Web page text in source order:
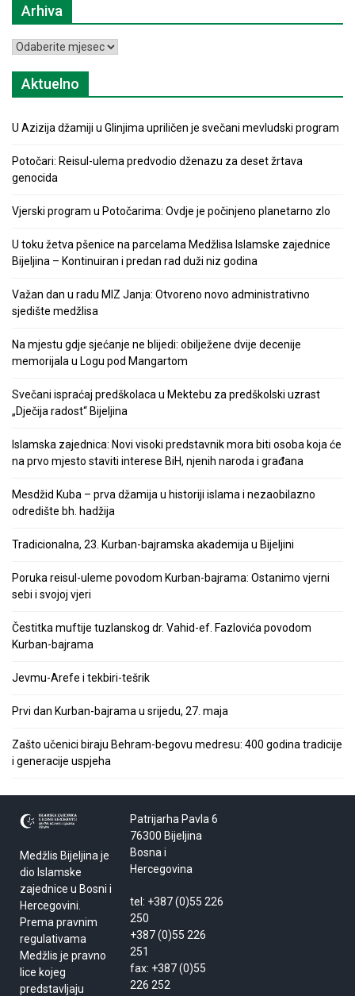
Arhiva
Arhiva
Aktuelno
U Azizija džamiji u Glinjima upriličen je svečani mevludski program
Potočari: Reisul-ulema predvodio dženazu za deset žrtava
genocida
Vjerski program u Potočarima: Ovdje je počinjeno planetarno zlo
U toku žetva pšenice na parcelama Medžlisa Islamske zajednice
Bijeljina – Kontinuiran i predan rad duži niz godina
Važan dan u radu MIZ Janja: Otvoreno novo administrativno
sjedište medžlisa
Na mjestu gdje sjećanje ne blijedi: obilježene dvije decenije
memorijala u Logu pod Mangartom
Svečani ispraćaj predškolaca u Mektebu za predškolski uzrast
„Dječija radost“ Bijeljina
Islamska zajednica: Novi visoki predstavnik mora biti osoba koja će
na prvo mjesto staviti interese BiH, njenih naroda i građana
Mesdžid Kuba – prva džamija u historiji islama i nezaobilazno
odredište bh. hadžija
Tradicionalna, 23. Kurban-bajramska akademija u Bijeljini
Poruka reisul-uleme povodom Kurban-bajrama: Ostanimo vjerni
sebi i svojoj vjeri
Čestitka muftije tuzlanskog dr. Vahid-ef. Fazlovića povodom
Kurban-bajrama
Jevmu-Arefe i tekbiri-tešrik
Prvi dan Kurban-bajrama u srijedu, 27. maja
Zašto učenici biraju Behram-begovu medresu: 400 godina tradicije
i generacije uspjeha
Medžlis Bijeljina je
dio Islamske
zajednice u Bosni i
Hercegovini.
Prema pravnim
regulativama
Medžlis je pravno
lice kojeg
predstavljaju
Patrijarha Pavla 6
76300 Bijeljina
Bosna i
Hercegovina
tel: +387 (0)55 226
250
+387 (0)55 226
251
fax: +387 (0)55
226 252